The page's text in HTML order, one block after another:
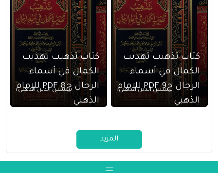
كتاب تذهيب تهذيب
الكمال في أسماء
الرجال ج9 PDF للإمام
الذهبي
شمس الدين الذهبي
كتاب تذهيب تهذيب
الكمال في أسماء
الرجال ج8 PDF للإمام
الذهبي
شمس الدين الذهبي
المزيد